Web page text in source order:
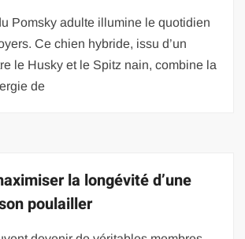
Pomsky adulte illumine le quotidien
Ce chien hybride, issu d’un
le Husky et le Spitz nain, combine la
de
la longévité d’une
poulailler